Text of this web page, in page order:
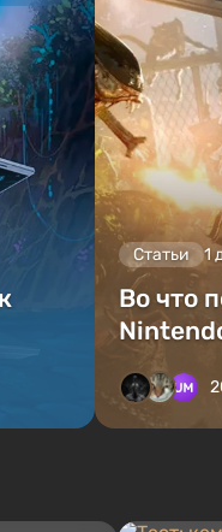
Статьи 1
Во что